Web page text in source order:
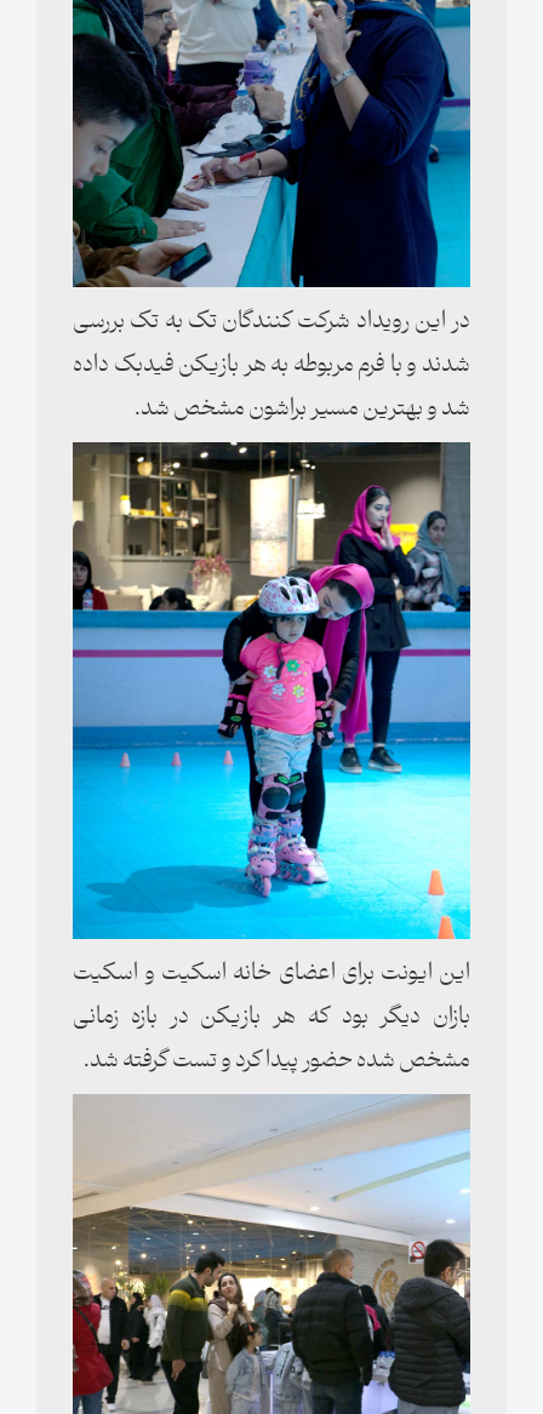
در این رویداد شرکت کنندگان تک به تک بررسی
شدند و با فرم مربوطه به هر بازیکن فیدبک داده
شد و بهترین مسیر براشون مشخص شد.
این ایونت برای اعضای خانه اسکیت و اسکیت
بازان دیگر بود که هر بازیکن در بازه زمانی
مشخص شده حضور پیدا کرد و تست گرفته شد.